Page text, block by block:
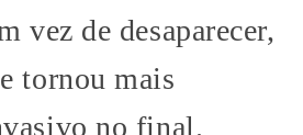
vez de desaparecer,
tornou mais
no final.